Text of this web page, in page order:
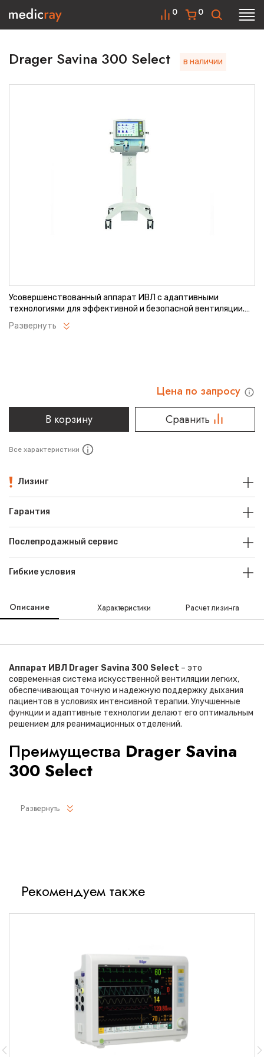
0
0
Drager Savina 300 Select в наличии
Усовершенствованный аппарат ИВЛ с адаптивными
технологиями для эффективной и безопасной вентиляции.
Поддерживает широкий спектр режимов дыхательной
поддержки, обеспечивая комфорт и стабильность пациента.
Развернуть
Цена по запросу
В корзину
Сравнить
Все характеристики
Лизинг
Гарантия
Послепродажный сервис
Гибкие условия
Описание Характеристики Расчет лизинга
Аппарат ИВЛ Drager Savina 300 Select – это
современная система искусственной вентиляции легких,
обеспечивающая точную и надежную поддержку дыхания
пациентов в условиях интенсивной терапии. Улучшенные
функции и адаптивные технологии делают его оптимальным
решением для реанимационных отделений.
Преимущества Drager Savina
300 Select
Компактный дизайн и высокая мобильность.
Интеллектуальная система
вентиляции
Автоматическая настройка параметров для
оптимальной поддержки дыхания.
Поддержка инвазивной и неинвазивной вентиляции.
Гибкая адаптация к изменяющимся состояниям
Развернуть
Рекомендуем также